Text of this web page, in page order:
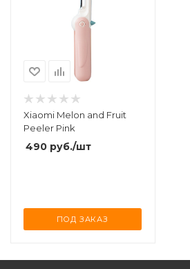
Xiaomi Melon and Fruit
Peeler Pink
490 руб./шт
ПОД ЗАКАЗ